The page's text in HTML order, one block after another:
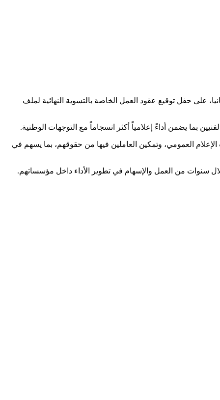
على حفل توقيع عقود العمل الخاصة بالتسوية النهائية لملف
بما يضمن أداءً إعلامياً أكثر انسجاماً مع التوجهات الوطنية.
العمومي، وتمكين العاملين فيها من حقوقهم، بما يسهم في
سنوات من العمل والإسهام في تطوير الأداء داخل مؤسساتهم.